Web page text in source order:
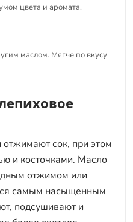
цвета и аромата.
маслом. Мягче по вкусу
сок, при этом
и косточками. Масло
отжимом или
самым насыщенным
подсушивают и